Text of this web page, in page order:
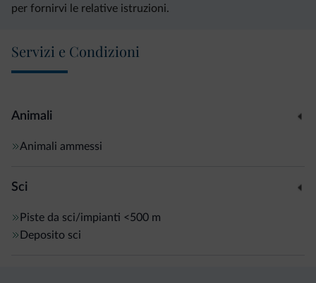
per fornirvi le relative istruzioni.
Servizi e Condizioni
Animali
Animali ammessi
Sci
Piste da sci/impianti <500 m
Deposito sci